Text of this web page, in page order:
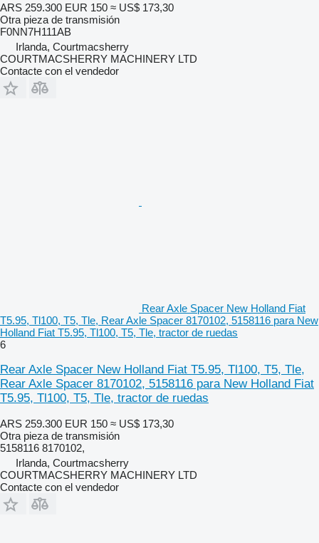
ARS 259.300 EUR 150 ≈ US$ 173,30
Otra pieza de transmisión
F0NN7H111AB
Irlanda, Courtmacsherry
COURTMACSHERRY MACHINERY LTD
Contacte con el vendedor
Rear Axle Spacer New Holland Fiat
T5.95, Tl100, T5, Tle, Rear Axle Spacer 8170102, 5158116 para New
Holland Fiat T5.95, Tl100, T5, Tle, tractor de ruedas
6
Rear Axle Spacer New Holland Fiat T5.95, Tl100, T5, Tle,
Rear Axle Spacer 8170102, 5158116 para New Holland Fiat
T5.95, Tl100, T5, Tle, tractor de ruedas
ARS 259.300 EUR 150 ≈ US$ 173,30
Otra pieza de transmisión
5158116 8170102,
Irlanda, Courtmacsherry
COURTMACSHERRY MACHINERY LTD
Contacte con el vendedor